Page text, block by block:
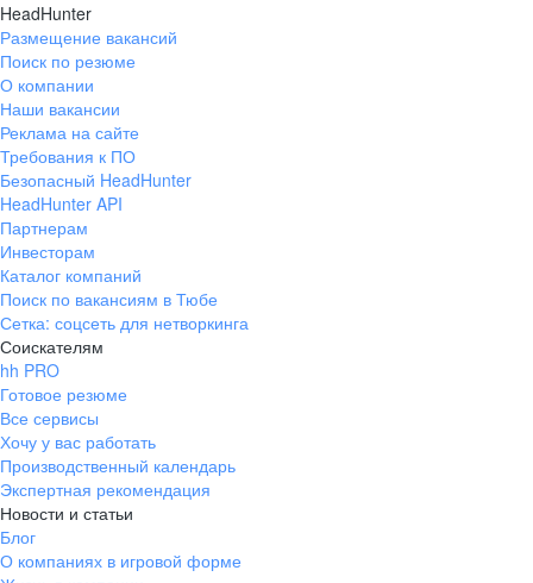
HeadHunter
Размещение вакансий
Поиск по резюме
О компании
Наши вакансии
Реклама на сайте
Требования к ПО
Безопасный HeadHunter
HeadHunter API
Партнерам
Инвесторам
Каталог компаний
Поиск по вакансиям в Тюбе
Сетка: соцсеть для нетворкинга
Соискателям
hh PRO
Готовое резюме
Все сервисы
Хочу у вас работать
Производственный календарь
Экспертная рекомендация
Новости и статьи
Блог
О компаниях в игровой форме